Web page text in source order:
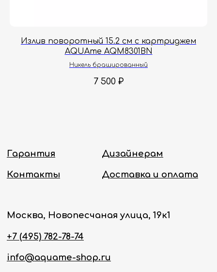
Излив поворотный 15.2 см с картриджем
AQUAme AQM8301BN
Никель брашированный
7 500 ₽
Политика конфиденциальности